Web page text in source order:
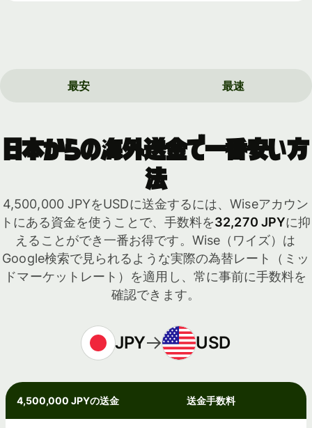
最安 最速
日本からの海外送金で一番安い方
法
4,500,000 JPYをUSDに送金するには、Wiseアカウン
トにある資金を使うことで、手数料を32,270 JPYに抑
えることができ一番お得です。Wise（ワイズ）は
Google検索で見られるような実際の為替レート（ミッ
ドマーケットレート）を適用し、常に事前に手数料を
確認できます。
JPY USD
4,500,000 JPYの送金 送金手数料